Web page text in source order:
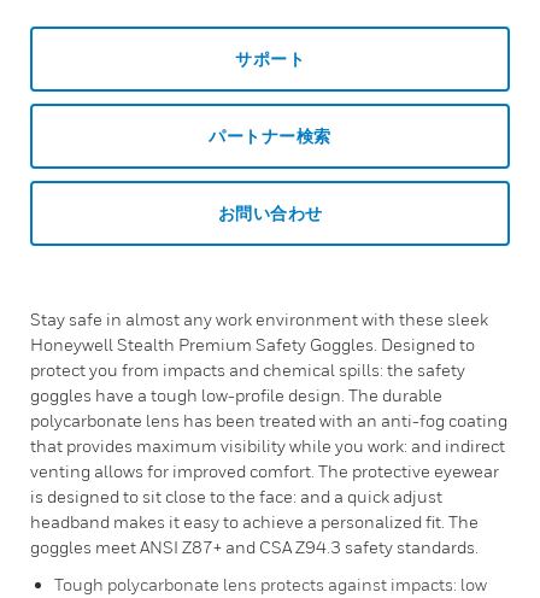
サポート
パートナー検索
お問い合わせ
Stay safe in almost any work environment with these sleek
Honeywell Stealth Premium Safety Goggles. Designed to
protect you from impacts and chemical spills: the safety
goggles have a tough low-profile design. The durable
polycarbonate lens has been treated with an anti-fog coating
that provides maximum visibility while you work: and indirect
venting allows for improved comfort. The protective eyewear
is designed to sit close to the face: and a quick adjust
headband makes it easy to achieve a personalized fit. The
goggles meet ANSI Z87+ and CSA Z94.3 safety standards.
Tough polycarbonate lens protects against impacts: low